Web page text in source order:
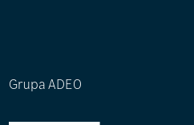
Grupa ADEO